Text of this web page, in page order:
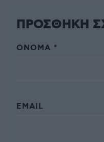
ΠΡΟΣΘΗΚΗ
ΌΝΟΜΑ *
EMAIL